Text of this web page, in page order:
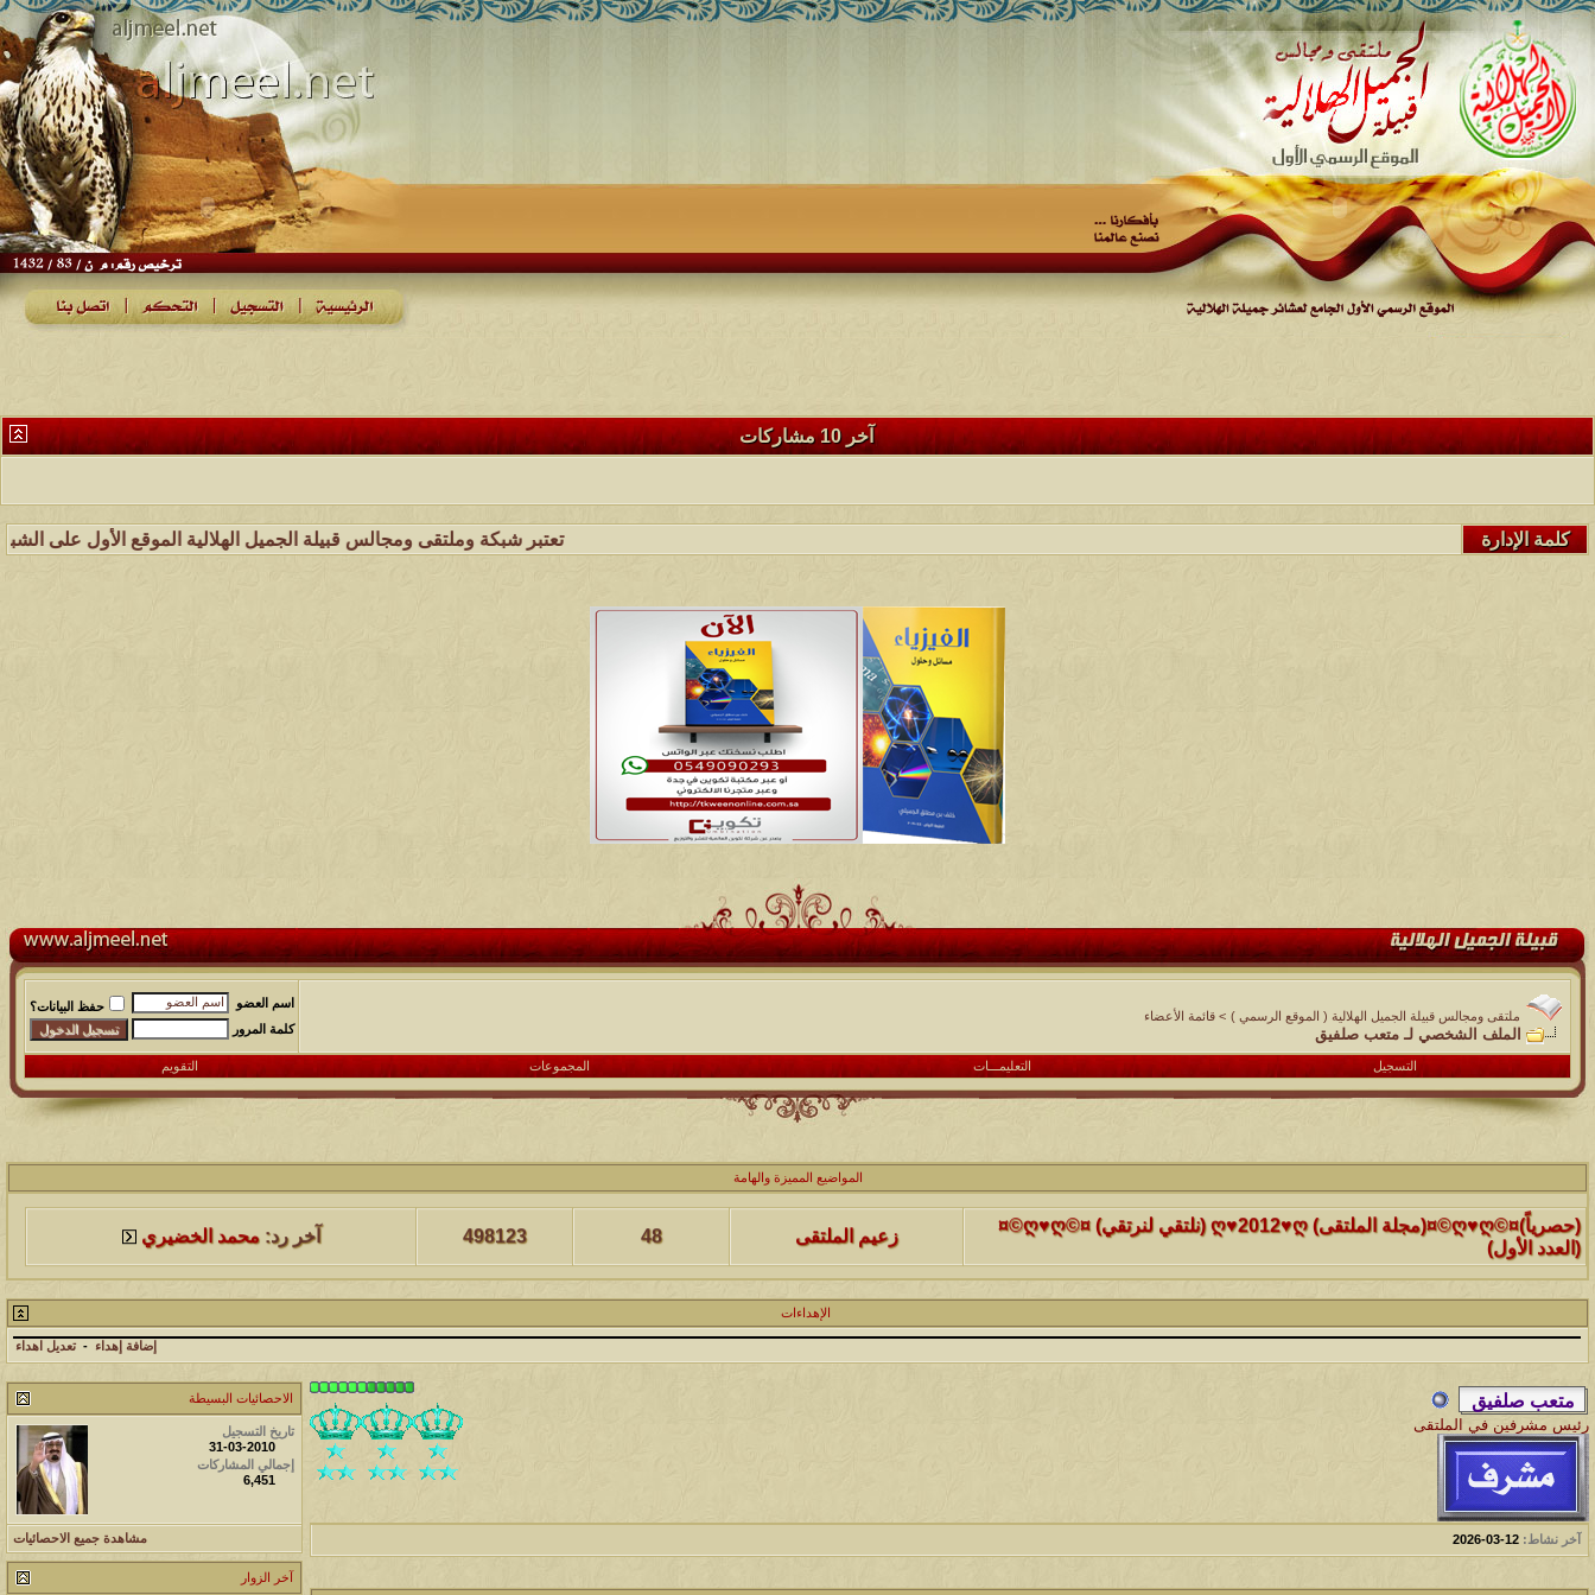
آخر 10 مشاركات
تعتبر شبكة وملتقى ومجالس قبيلة الجميل الهلالية الموقع الأول على الشبكة كلمة الإدارة
ملتقى ومجالس قبيلة الجميل الهلالية ( الموقع الرسمي ) > قائمة الأعضاء
الملف الشخصي لـ متعب صلفيق
اسم العضو
حفظ البيانات؟
كلمة المرور
التسجيل التعليمـــات المجموعات التقويم
المواضيع المميزة والهامة الموضوع كاتب الموضوع مشاركات المشاهدات
آخر مشاركة
(حصرياً)¤©ღ♥ღ©¤(مجلة الملتقى) ღ♥2012♥ღ (نلتقي لنرتقي) ¤©ღ♥ღ©¤
(العدد الأول)
زعيم الملتقى 48
498123 آخر رد:محمد الخضيري
الموضوع كاتب الموضوع مشاركات المشاهدات
آخر مشاركة
التفسير
@@الملك@@ 17
231647 آخر رد:محمد الخضيري
آخر مشاركة
حافز يستثني وساهريعم ويشمل؟
آخر رد:محمد الخضيري
المشاهدات
آخر مشاركة
إثـبت وجـودك , لآتقرأ وترحل ,شآرك بـ رد أو موضوع !!
الموضوع كاتب الموضوع مشاركات المشاهدات
آخر مشاركة
الإهداءات
إضافة إهداء - تعديل اهداء
رئيس مشرفين في الملتقى
آخر نشاط:
الاحصائيات البسيطة
تاريخ التسجيل
31-03-2010
إجمالي المشاركات
6,451
مشاهدة جميع الاحصائيات
آخر الزوار